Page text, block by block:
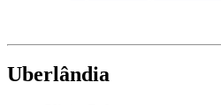
Uberlândia